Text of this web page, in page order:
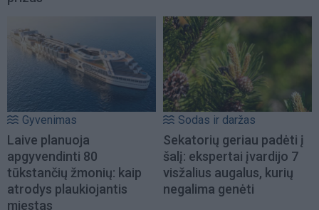
Gyvenimas
Laive planuoja
apgyvendinti 80
tūkstančių žmonių: kaip
atrodys plaukiojantis
miestas
Sodas ir daržas
Sekatorių geriau padėti į
šalį: ekspertai įvardijo 7
visžalius augalus, kurių
negalima genėti